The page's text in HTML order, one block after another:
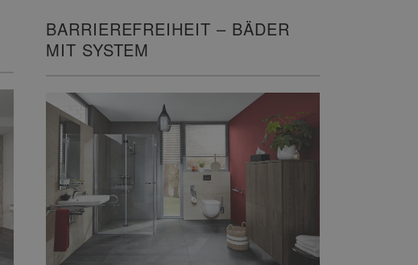
BARRIEREFREIHEIT – BÄDER
MIT SYSTEM